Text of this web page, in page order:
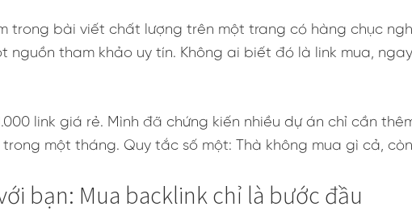
trong bài viết chất lượng trên một trang có hàng chục
nguồn tham khảo uy tín. Không ai biết đó là link mua,
link giá rẻ. Mình đã chứng kiến nhiều dự án chỉ cần
một tháng. Quy tắc số một: Thà không mua gì cả,
bạn: Mua backlink chỉ là bước đầu